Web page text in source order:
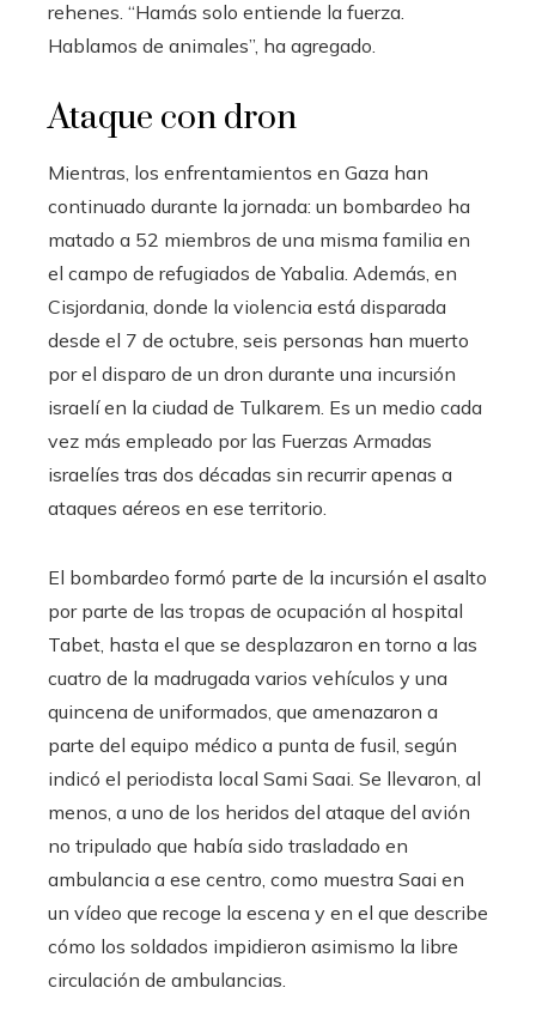
rehenes. “Hamás solo entiende la fuerza.
Hablamos de animales”, ha agregado.
Ataque con dron
Mientras, los enfrentamientos en Gaza han
continuado durante la jornada: un bombardeo ha
matado a 52 miembros de una misma familia en
el campo de refugiados de Yabalia. Además, en
Cisjordania, donde la violencia está disparada
desde el 7 de octubre, seis personas han muerto
por el disparo de un dron durante una incursión
israelí en la ciudad de Tulkarem. Es un medio cada
vez más empleado por las Fuerzas Armadas
israelíes tras dos décadas sin recurrir apenas a
ataques aéreos en ese territorio.
El bombardeo formó parte de la incursión el asalto
por parte de las tropas de ocupación al hospital
Tabet, hasta el que se desplazaron en torno a las
cuatro de la madrugada varios vehículos y una
quincena de uniformados, que amenazaron a
parte del equipo médico a punta de fusil, según
indicó el periodista local Sami Saai. Se llevaron, al
menos, a uno de los heridos del ataque del avión
no tripulado que había sido trasladado en
ambulancia a ese centro, como muestra Saai en
un vídeo que recoge la escena y en el que describe
cómo los soldados impidieron asimismo la libre
circulación de ambulancias.